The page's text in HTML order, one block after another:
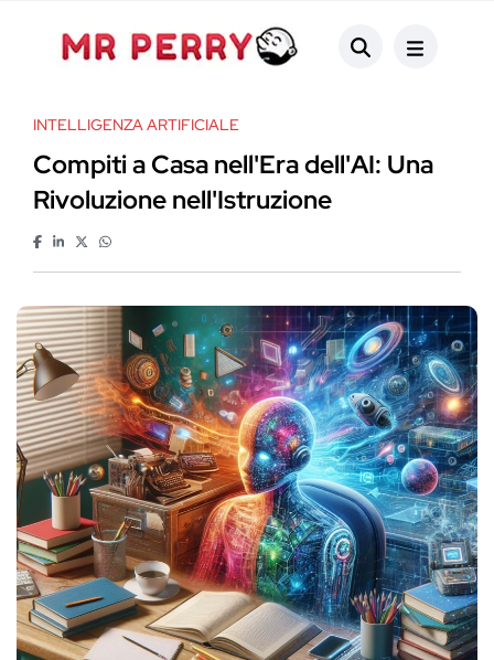
INTELLIGENZA ARTIFICIALE
Compiti a Casa nell'Era dell'AI: Una
Rivoluzione nell'Istruzione